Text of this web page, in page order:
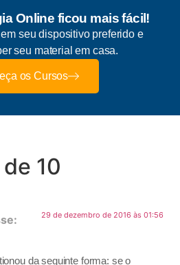
Online ficou mais fácil!
seu dispositivo preferido e
seu material em casa.
os Cursos
10
29 de dezembro de 2016 às 01:56
da seguinte forma: se o